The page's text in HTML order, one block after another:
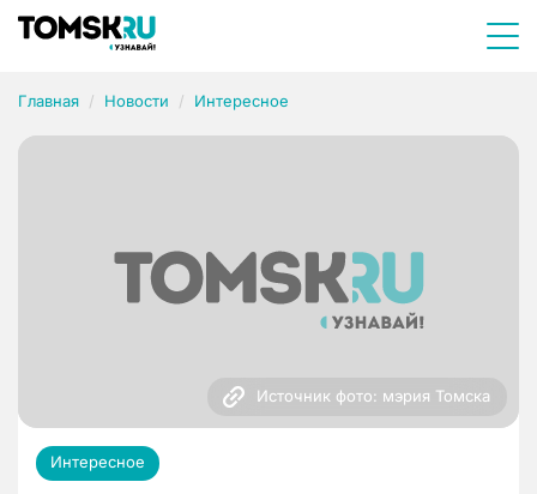
Главная Новости Интересное
Источник фото: мэрия Томска
Интересное